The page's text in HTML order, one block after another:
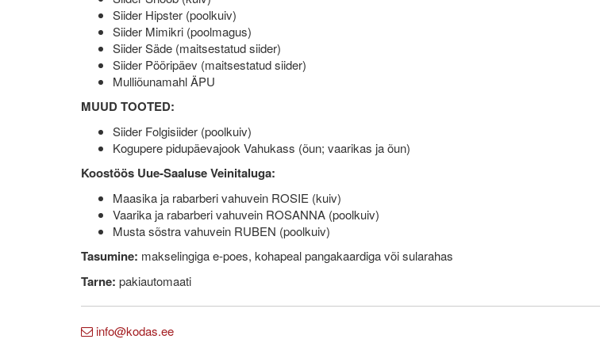
Siider Hipster (poolkuiv)
Siider Mimikri (poolmagus)
Siider Säde (maitsestatud siider)
Siider Pööripäev (maitsestatud siider)
Mulliõunamahl ÄPU
MUUD TOOTED:
Siider Folgisiider (poolkuiv)
Kogupere pidupäevajook Vahukass (õun; vaarikas ja õun)
Koostöös Uue-Saaluse Veinitaluga:
Maasika ja rabarberi vahuvein ROSIE (kuiv)
Vaarika ja rabarberi vahuvein ROSANNA (poolkuiv)
Musta sõstra vahuvein RUBEN (poolkuiv)
Tasumine: makselingiga e-poes, kohapeal pangakaardiga või sularahas
Tarne: pakiautomaati
info@kodas.ee